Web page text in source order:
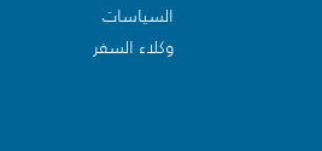
السياسات
وكلاء السفر